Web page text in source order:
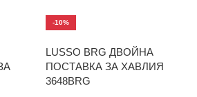
-10%
LUSSO BRG ДВОЙНА
ПОСТАВКА ЗА ХАВЛИЯ
3648BRG